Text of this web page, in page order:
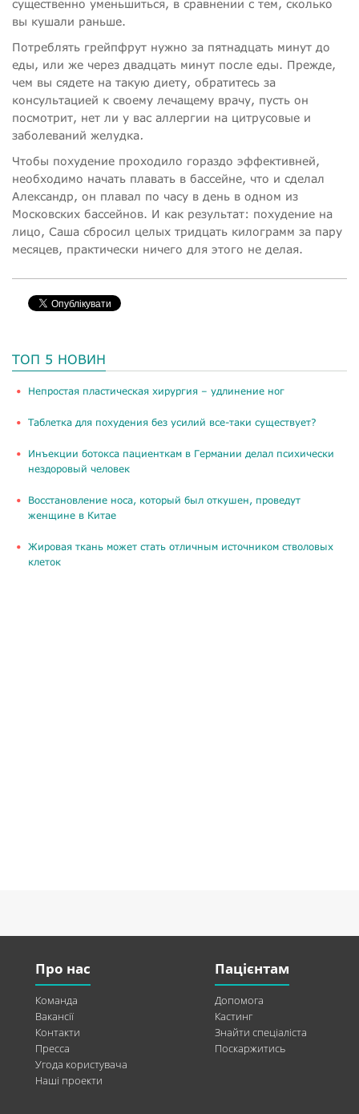
существенно уменьшиться, в сравнении с тем, сколько
вы кушали раньше.
Потреблять грейпфрут нужно за пятнадцать минут до
еды, или же через двадцать минут после еды. Прежде,
чем вы сядете на такую диету, обратитесь за
консультацией к своему лечащему врачу, пусть он
посмотрит, нет ли у вас аллергии на цитрусовые и
заболеваний желудка.
Чтобы похудение проходило гораздо эффективней,
необходимо начать плавать в бассейне, что и сделал
Александр, он плавал по часу в день в одном из
Московских бассейнов. И как результат: похудение на
лицо, Саша сбросил целых тридцать килограмм за пару
месяцев, практически ничего для этого не делая.
ТОП 5 НОВИН
​Непростая пластическая хирургия – удлинение ног
Таблетка для похудения без усилий все-таки существует?
Инъекции ботокса пациенткам в Германии делал психически
нездоровый человек
Восстановление носа, который был откушен, проведут
женщине в Китае
Жировая ткань может стать отличным источником стволовых
клеток
Про нас
Команда
Вакансії
Контакти
Пресса
Угода користувача
Наші проекти
Пацієнтам
Допомога
Кастинг
Знайти спеціаліста
Поскаржитись